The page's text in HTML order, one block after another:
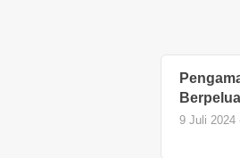
9 Juli 2024